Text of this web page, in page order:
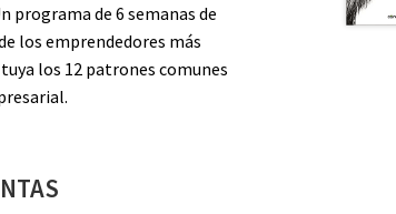
programa de 6 semanas de
los emprendedores más
los 12 patrones comunes